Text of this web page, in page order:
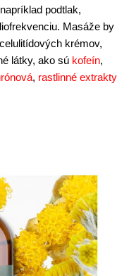
podtlak,
Masáže by
krémov,
látky, ako sú kofeín,
, rastlinné extrakty